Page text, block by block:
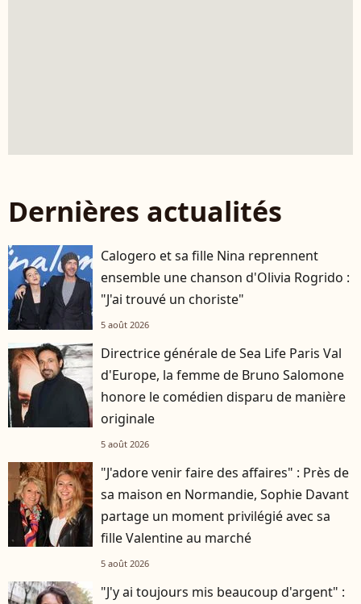
Dernières actualités
Calogero et sa fille Nina reprennent
ensemble une chanson d'Olivia Rogrido :
"J'ai trouvé un choriste"
5 août 2026
Directrice générale de Sea Life Paris Val
d'Europe, la femme de Bruno Salomone
honore le comédien disparu de manière
originale
5 août 2026
"J'adore venir faire des affaires" : Près de
sa maison en Normandie, Sophie Davant
partage un moment privilégié avec sa
fille Valentine au marché
5 août 2026
"J'y ai toujours mis beaucoup d'argent" :